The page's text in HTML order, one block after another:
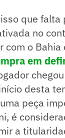
que falta
no
com o Bahia
em
desta
peça
é
a